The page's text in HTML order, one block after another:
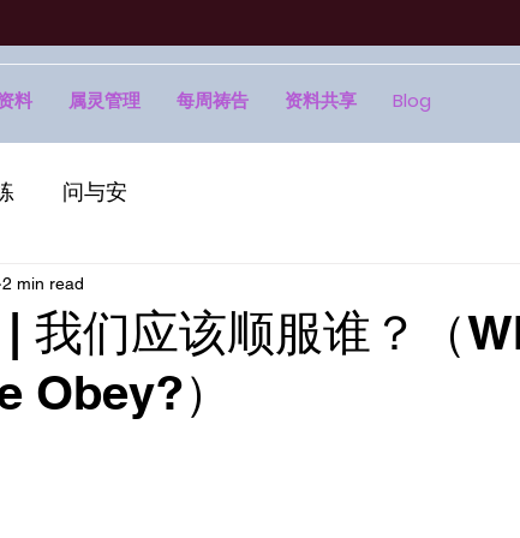
料 属灵管理 每周祷告 资料共享 Blog
问与安
我们应该顺服谁？（
Obey?）
2 min read